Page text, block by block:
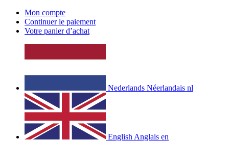
Mon compte
Continuer le paiement
Votre panier d’achat
Nederlands Néerlandais nl
English Anglais en